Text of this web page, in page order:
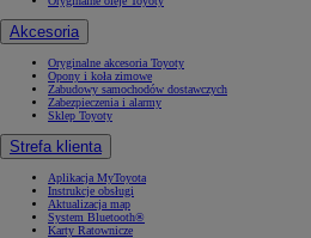
Akcesoria
Oryginalne akcesoria Toyoty
Opony i koła zimowe
Zabudowy samochodów dostawczych
Zabezpieczenia i alarmy
Sklep Toyoty
Strefa klienta
Aplikacja MyToyota
Instrukcje obsługi
Aktualizacja map
System Bluetooth®
Karty Ratownicze